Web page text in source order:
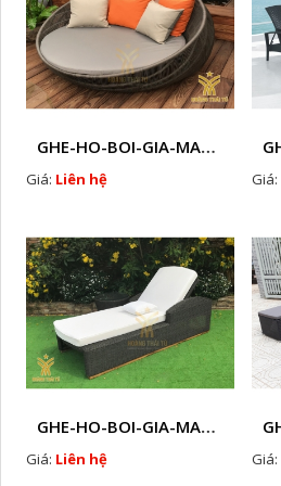
GHE-HO-BOI-GIA-MAY-HTT - B62
Giá: Liên hệ Giá:
GHE-HO-BOI-GIA-MAY-HTT - B61
Giá: Liên hệ Giá: